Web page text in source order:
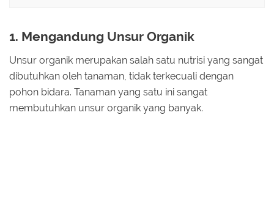
1. Mengandung Unsur Organik
Unsur organik merupakan salah satu nutrisi yang sangat
dibutuhkan oleh tanaman, tidak terkecuali dengan
pohon bidara. Tanaman yang satu ini sangat
membutuhkan unsur organik yang banyak.